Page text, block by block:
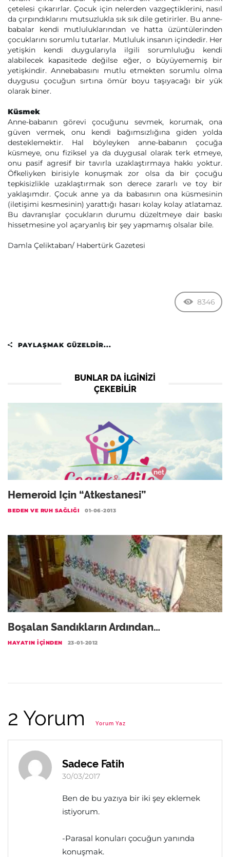
çetelesi çıkarırlar. Çocuk için nelerden vazgeçtiklerini, nasıl
da çırpındıklarını mutsuzlukla sık sık dile getirirler. Bu anne-
babalar kendi mutluluklarından ve hatta üzüntülerinden
çocuklarını sorumlu tutarlar. Mutluluk insanın içindedir. Her
yetişkin kendi duygularıyla ilgili sorumluluğu kendi
alabilecek kapasitede değilse eğer, o büyüyememiş bir
yetişkindir. Annebabasını mutlu etmekten sorumlu olma
duygusu çocuğun sırtına ömür boyu taşıyacağı bir yük
olarak biner.
Küsmek
Anne-babanın görevi çocuğunu sevmek, korumak, ona
güven vermek, onu kendi bağımsızlığına giden yolda
desteklemektir. Hal böyleyken anne-babanın çocuğa
küsmeye, onu fiziksel ya da duygusal olarak terk etmeye,
onu pasif agresif bir tavırla uzaklaştırmaya hakkı yoktur.
Öfkeliyken birisiyle konuşmak zor olsa da bir çocuğu
tepkisizlikle uzaklaştırmak son derece zararlı ve toy bir
yaklaşımdır. Çocuk anne ya da babasının ona küsmesinin
(iletişimi kesmesinin) yarattığı hasarı kolay kolay atlatamaz.
Bu davranışlar çocukların durumu düzeltmeye dair baskı
hissetmesine yol açaryanlış bir şey yapmamış olsalar bile.
Damla Çeliktaban/ Habertürk Gazetesi
8346
PAYLAŞMAK GÜZELDIR...
BUNLAR DA ILGINIZI
ÇEKEBILIR
Hemeroid Için “atkestanesi”
BEDEN VE RUH SAĞLIĞI 01-06-2013
Boşalan Sandıkların Ardından…
HAYATIN İÇINDEN 23-01-2012
2 Yorum Yorum Yaz
Sadece Fatih
30/03/2017
Ben de bu yazıya bir iki şey eklemek
istiyorum.
-Parasal konuları çocuğun yanında
konuşmak.